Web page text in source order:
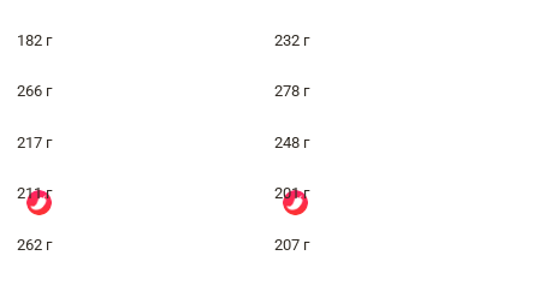
182 г 232 г
266 г 278 г
217 г 248 г
211 г 201 г
262 г 207 г